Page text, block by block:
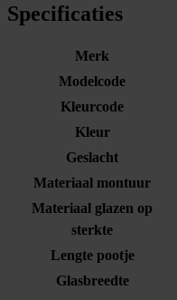
Specificaties
Merk
Modelcode
Kleurcode
Kleur
Geslacht
Materiaal montuur
Materiaal glazen op
sterkte
Lengte pootje
Glasbreedte